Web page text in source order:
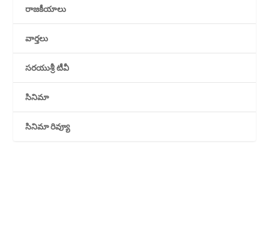
రాజకీయాలు
వార్తలు
సరయుశ్రీ టీవీ
సినిమా
సినిమా రివ్యూ